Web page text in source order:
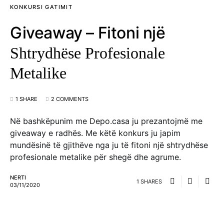
KONKURSI GATIMIT
Giveaway – Fitoni një
Shtrydhëse Profesionale
Metalike
1 SHARE 2 COMMENTS
Në bashkëpunim me Depo.casa ju prezantojmë me
giveaway e radhës. Me këtë konkurs ju japim
mundësinë të gjithëve nga ju të fitoni një shtrydhëse
profesionale metalike për shegë dhe agrume.
NERTI
03/11/2020
1 SHARES